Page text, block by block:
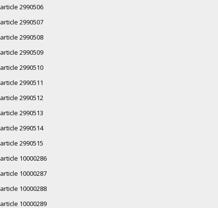
article 2990506
article 2990507
article 2990508
article 2990509
article 2990510
article 2990511
article 2990512
article 2990513
article 2990514
article 2990515
article 10000286
article 10000287
article 10000288
article 10000289